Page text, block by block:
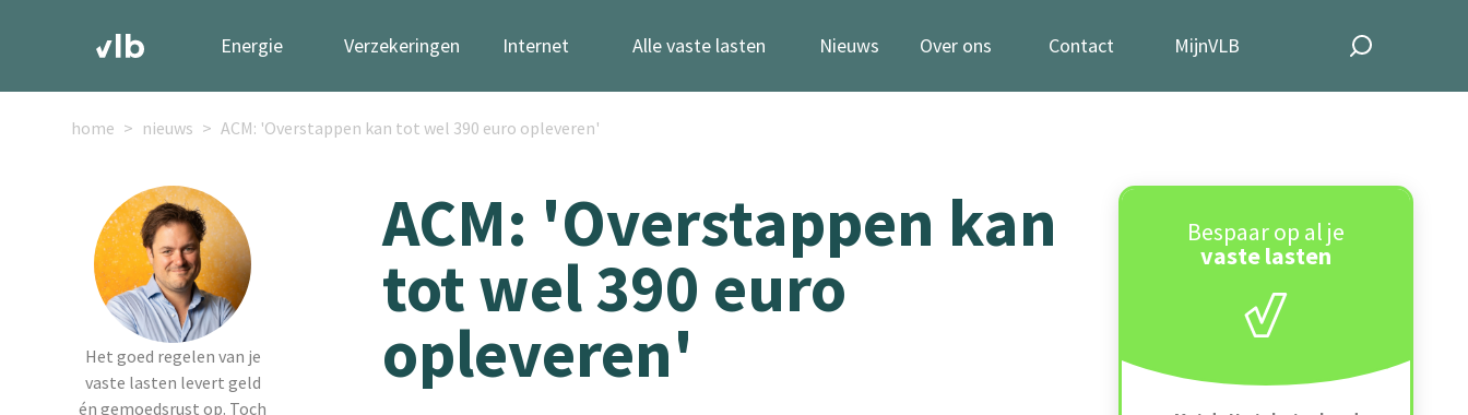
Energie Verzekeringen Internet Alle vaste lasten Nieuws Over ons Contact MijnVLB
home nieuws ACM: 'Overstappen kan tot wel 390 euro opleveren'
Het goed regelen van je
vaste lasten levert geld
én gemoedsrust op. Toch
Bespaar op al je
vaste lasten
ACM: 'Overstappen kan
tot wel 390 euro
opleveren'